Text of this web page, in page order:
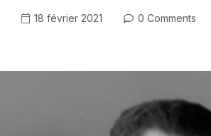
18 février 2021 0 Comments